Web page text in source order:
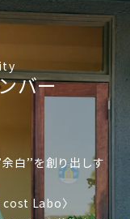
バー
白’’を創り出しす
Labo〉